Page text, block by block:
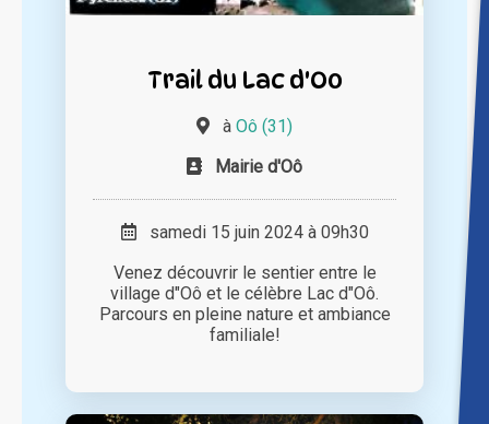
Trail du Lac d'Oo
à Oô (31)
Mairie d'Oô
samedi 15 juin 2024 à 09h30
Venez découvrir le sentier entre le
village d"Oô et le célèbre Lac d"Oô.
Parcours en pleine nature et ambiance
familiale!